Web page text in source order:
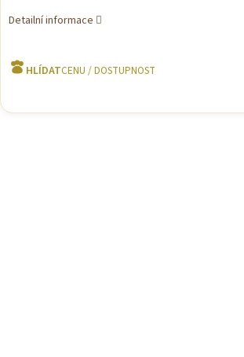
Detailní informace
HLÍDAT